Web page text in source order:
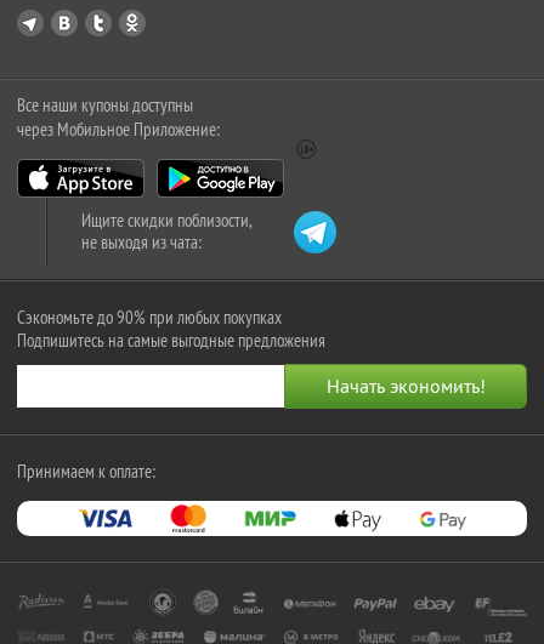
Все наши купоны доступны
через Мобильное Приложение:
Ищите скидки поблизости,
не выходя из чата:
Сэкономьте до 90% при любых покупках
Подпишитесь на самые выгодные предложения
Принимаем к оплате: